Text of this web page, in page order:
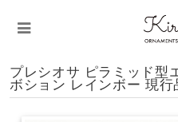
プレシオサ ピラミッド型
ボション レインボー 現行